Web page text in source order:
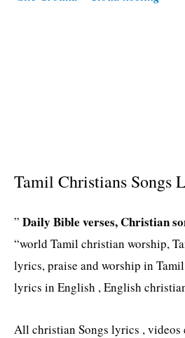
Tamil Christians Songs
” Daily Bible verses, Christian
“world Tamil christian worship,
lyrics, praise and worship in
lyrics in English , English
All christian Songs lyrics , videos